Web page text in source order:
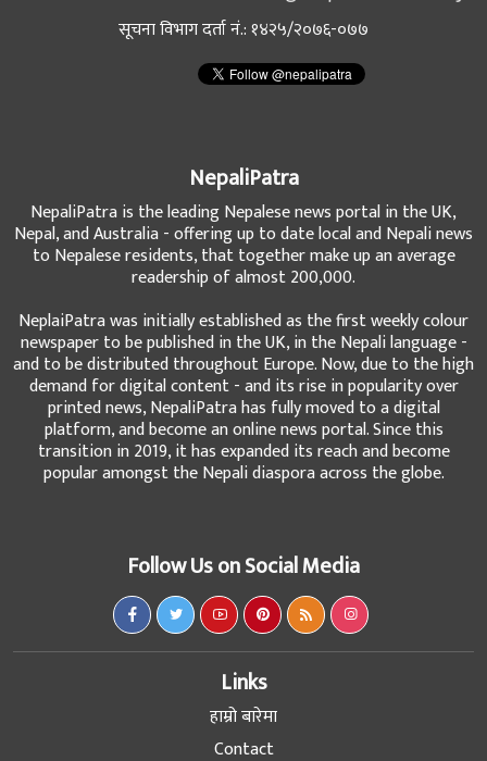
सूचना विभाग दर्ता नं.: १४२५/२०७६-०७७
NepaliPatra
NepaliPatra is the leading Nepalese news portal in the UK,
Nepal, and Australia - offering up to date local and Nepali news
to Nepalese residents, that together make up an average
readership of almost 200,000.
NeplaiPatra was initially established as the first weekly colour
newspaper to be published in the UK, in the Nepali language -
and to be distributed throughout Europe. Now, due to the high
demand for digital content - and its rise in popularity over
printed news, NepaliPatra has fully moved to a digital
platform, and become an online news portal. Since this
transition in 2019, it has expanded its reach and become
popular amongst the Nepali diaspora across the globe.
Follow Us on Social Media
Links
हाम्रो बारेमा
Contact